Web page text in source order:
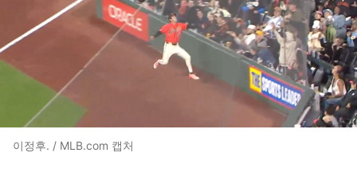
이정후. / MLB.com 캡처